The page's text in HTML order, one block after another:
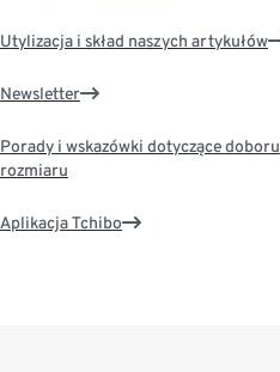
Utylizacja i skład naszych artykułów
Newsletter
Porady i wskazówki dotyczące doboru
rozmiaru
Aplikacja Tchibo